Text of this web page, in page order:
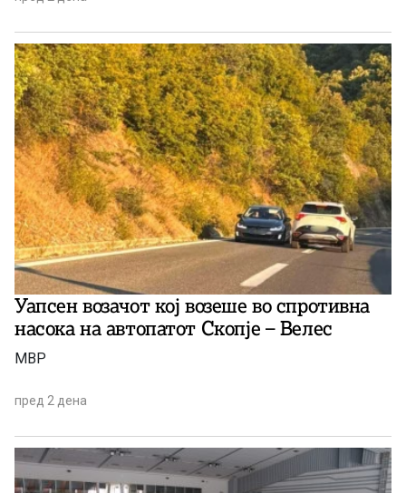
Уапсен возачот кој возеше во спротивна
насока на автопатот Скопје – Велес
МВР
пред 2 дена